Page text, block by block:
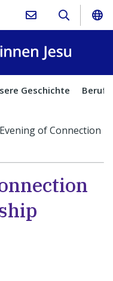
Geschichte
of Connection